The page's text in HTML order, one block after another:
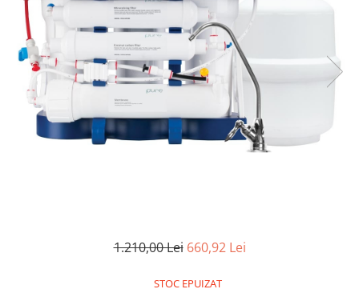
Filtre Big Blue 20"
Filtre Cintropur
Sisteme duplex / triplex
Filtre speciale
Filtre Casnice
Consumabile
1.210,00 Lei 660,92 Lei
STOC EPUIZAT